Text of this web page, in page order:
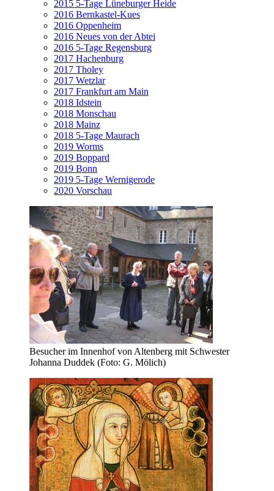
2015 5-Tage Lüneburger Heide
2016 Bernkastel-Kues
2016 Oppenheim
2016 Neues von der Abtei
2016 5-Tage Regensburg
2017 Hachenburg
2017 Tholey
2017 Wetzlar
2017 Frankfurt am Main
2018 Idstein
2018 Monschau
2018 Mainz
2018 5-Tage Maurach
2019 Worms
2019 Boppard
2019 Bonn
2019 5-Tage Wernigerode
2020 Vorschau
Besucher im Innenhof von Altenberg mit Schwester
Johanna Duddek (Foto: G. Mölich)